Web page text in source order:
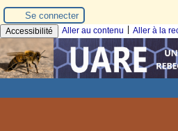
Se connecter
Accessibilité Aller au contenu Aller à la